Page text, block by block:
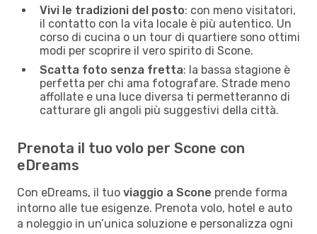
Vivi le tradizioni del posto: con meno visitatori,
il contatto con la vita locale è più autentico. Un
corso di cucina o un tour di quartiere sono ottimi
modi per scoprire il vero spirito di Scone.
Scatta foto senza fretta: la bassa stagione è
perfetta per chi ama fotografare. Strade meno
affollate e una luce diversa ti permetteranno di
catturare gli angoli più suggestivi della città.
Prenota il tuo volo per Scone con
eDreams
Con eDreams, il tuo viaggio a Scone prende forma
intorno alle tue esigenze. Prenota volo, hotel e auto
a noleggio in un’unica soluzione e personalizza ogni